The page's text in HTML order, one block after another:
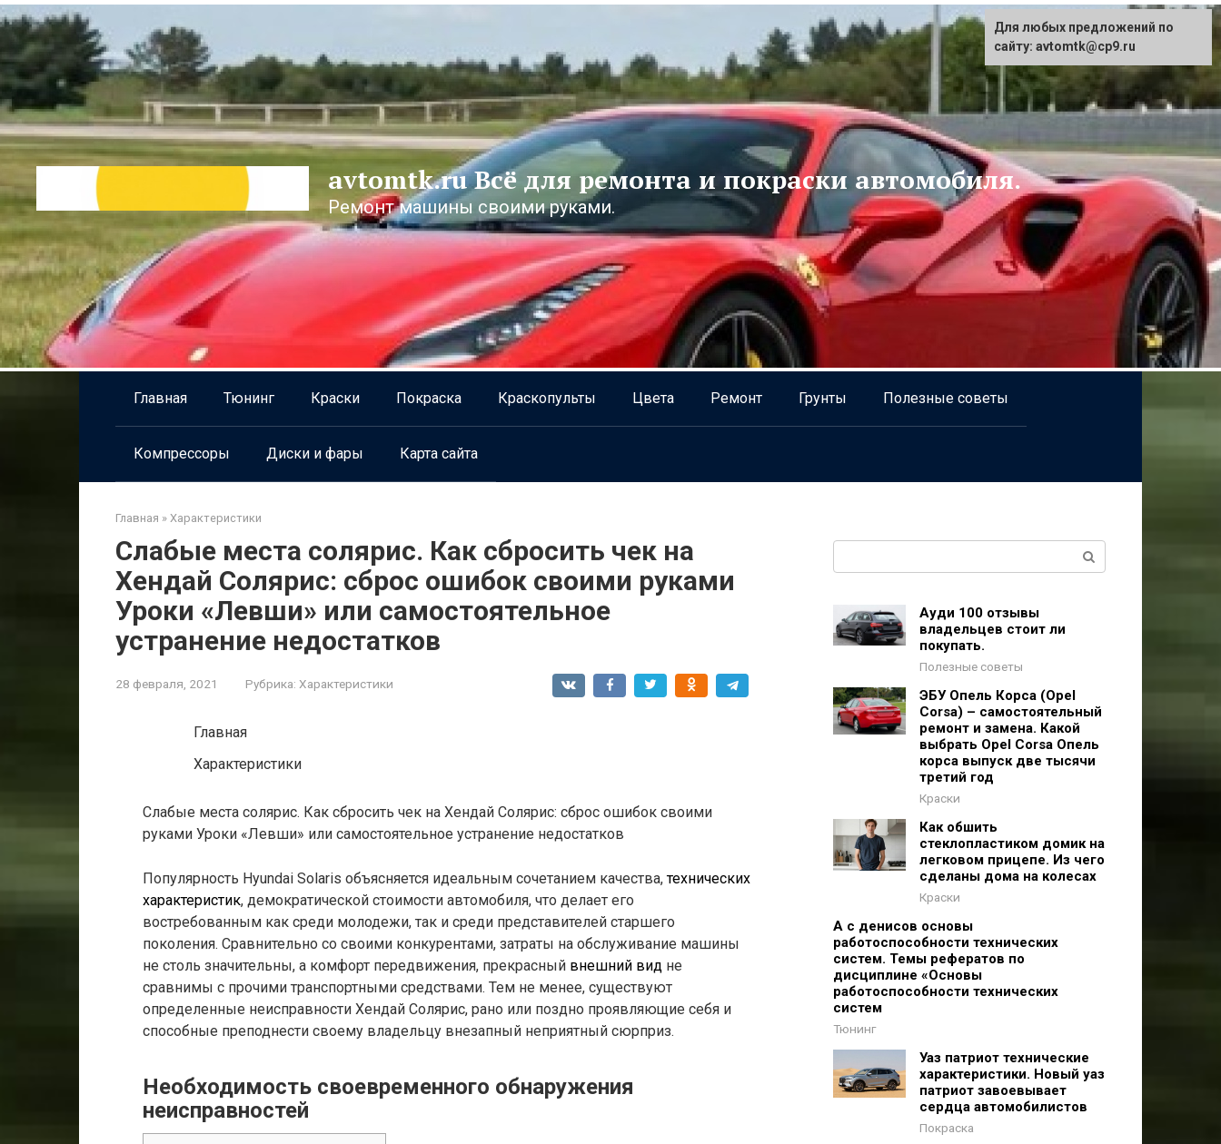
Перейти
к
контенту
avtomtk.ru Всё для ремонта и покраски автомобиля.
Ремонт машины своими руками.
Главная Тюнинг Краски Покраска Краскопульты Цвета Ремонт Грунты Полезные советы
Компрессоры Диски и фары Карта сайта
Главная » Характеристики
Слабые места солярис. Как сбросить чек на
Хендай Солярис: сброс ошибок своими руками
Уроки «Левши» или самостоятельное
устранение недостатков
28 февраля, 2021 Рубрика: Характеристики
Главная
Характеристики
Слабые места солярис. Как сбросить чек на Хендай Солярис: сброс ошибок своими
руками Уроки «Левши» или самостоятельное устранение недостатков
Популярность Hyundai Solaris объясняется идеальным сочетанием качества,технических
характеристик, демократической стоимости автомобиля, что делает его
востребованным как среди молодежи, так и среди представителей старшего
поколения. Сравнительно со своими конкурентами, затраты на обслуживание машины
не столь значительны, а комфорт передвижения, прекрасный внешний вид не
сравнимы с прочими транспортными средствами. Тем не менее, существуют
определенные неисправности Хендай Солярис, рано или поздно проявляющие себя и
способные преподнести своему владельцу внезапный неприятный сюрприз.
Необходимость своевременного обнаружения
неисправностей
Ауди 100 отзывы
владельцев стоит ли
покупать.
Полезные советы
ЭБУ Опель Корса (Opel
Corsa) – самостоятельный
ремонт и замена. Какой
выбрать Opel Corsa Опель
корса выпуск две тысячи
третий год
Краски
Как обшить
стеклопластиком домик на
легковом прицепе. Из чего
сделаны дома на колесах
Краски
А с денисов основы
работоспособности технических
систем. Темы рефератов по
дисциплине «Основы
работоспособности технических
систем
Тюнинг
Уаз патриот технические
характеристики. Новый уаз
патриот завоевывает
сердца автомобилистов
Покраска
Для любых предложений по
сайту: avtomtk@cp9.ru